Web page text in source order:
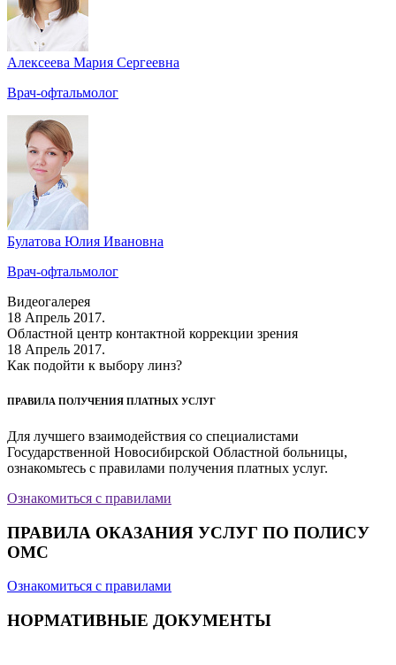
Алексеева Мария Сергеевна
Врач-офтальмолог
Булатова Юлия Ивановна
Врач-офтальмолог
Видеогалерея
18 Апрель 2017.
Областной центр контактной коррекции зрения
18 Апрель 2017.
Как подойти к выбору линз?
ПРАВИЛА ПОЛУЧЕНИЯ ПЛАТНЫХ УСЛУГ
Для лучшего взаимодействия со специалистами
Государственной Новосибирской Областной больницы,
ознакомьтесь с правилами получения платных услуг.
Ознакомиться с правилами
ПРАВИЛА ОКАЗАНИЯ УСЛУГ ПО ПОЛИСУ
ОМС
Ознакомиться с правилами
НОРМАТИВНЫЕ ДОКУМЕНТЫ